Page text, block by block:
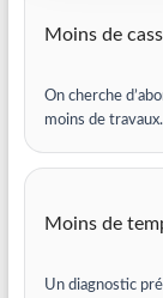
Moins de
On cherche
moins de travaux.
Moins de
Un diagnostic